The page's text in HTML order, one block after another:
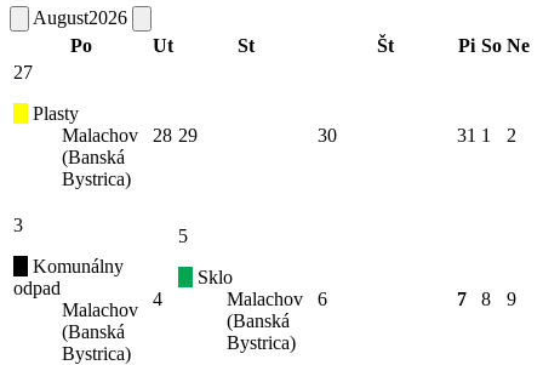
August2026
Po
Ut St Št Pi So Ne
27
Plasty
Malachov
(Banská
Bystrica)
28 29 30 31 1 2
3
Komunálny
odpad
Malachov
(Banská
Bystrica)
4
5
Sklo
Malachov
(Banská
Bystrica)
6 7 8 9